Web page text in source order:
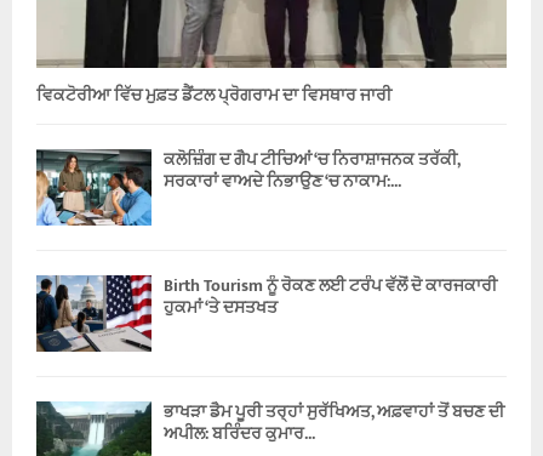
ਵਿਕਟੋਰੀਆ ਵਿੱਚ ਮੁਫ਼ਤ ਡੈਂਟਲ ਪ੍ਰੋਗਰਾਮ ਦਾ ਵਿਸਥਾਰ ਜਾਰੀ
ਕਲੋਜ਼ਿੰਗ ਦ ਗੈਪ ਟੀਚਿਆਂ ‘ਚ ਨਿਰਾਸ਼ਾਜਨਕ ਤਰੱਕੀ,
ਸਰਕਾਰਾਂ ਵਾਅਦੇ ਨਿਭਾਉਣ ‘ਚ ਨਾਕਾਮ:...
Birth Tourism ਨੂੰ ਰੋਕਣ ਲਈ ਟਰੰਪ ਵੱਲੋਂ ਦੋ ਕਾਰਜਕਾਰੀ
ਹੁਕਮਾਂ ‘ਤੇ ਦਸਤਖਤ
ਭਾਖੜਾ ਡੈਮ ਪੂਰੀ ਤਰ੍ਹਾਂ ਸੁਰੱਖਿਅਤ, ਅਫ਼ਵਾਹਾਂ ਤੋਂ ਬਚਣ ਦੀ
ਅਪੀਲ: ਬਰਿੰਦਰ ਕੁਮਾਰ...